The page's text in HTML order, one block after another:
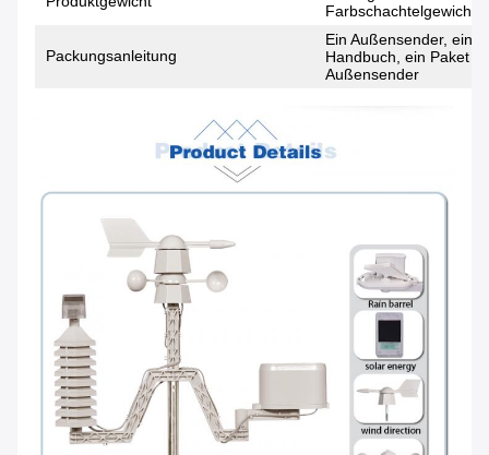
Farbschachtelgewicht
Packungsanleitung
Ein Außensender, ein
Handbuch, ein Paket
Außensender